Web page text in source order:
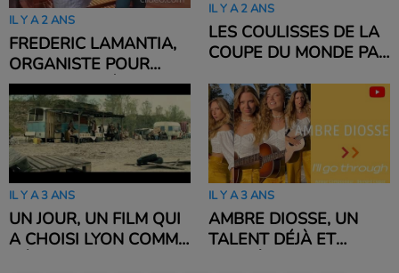
IL Y A 2 ANS
FREDERIC LAMANTIA,
ORGANISTE POUR
L'HOMMAGE À JEAN
FERRAT À LA
CATHÉDRALE DE
BOURGES LE 15
OCTOBRE 2023
IL Y A 2 ANS
LES COULISSES DE LA
COUPE DU MONDE PAR
PHOTOGRAPHIES
IL Y A 3 ANS
UN JOUR, UN FILM QUI
A CHOISI LYON COMME
IL Y A 3 ANS
AMBRE DIOSSE, UN
TALENT DÉJÀ ET